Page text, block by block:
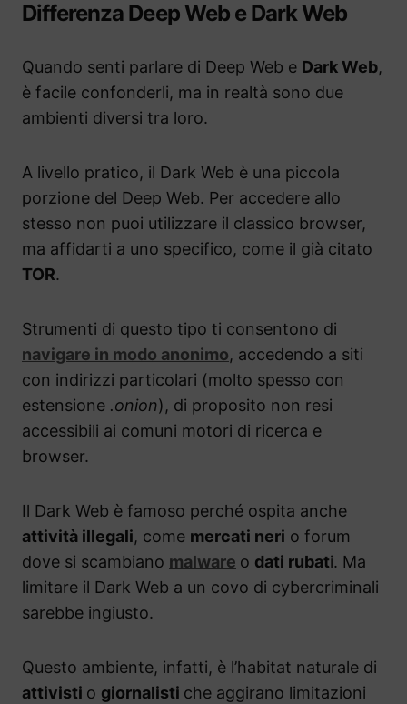
Differenza Deep Web e Dark Web
Quando senti parlare di Deep Web e Dark Web,
è facile confonderli, ma in realtà sono due
ambienti diversi tra loro.
A livello pratico, il Dark Web è una piccola
porzione del Deep Web. Per accedere allo
stesso non puoi utilizzare il classico browser,
ma affidarti a uno specifico, come il già citato
TOR.
Strumenti di questo tipo ti consentono di
navigare in modo anonimo, accedendo a siti
con indirizzi particolari (molto spesso con
estensione .onion), di proposito non resi
accessibili ai comuni motori di ricerca e
browser.
Il Dark Web è famoso perché ospita anche
attività illegali, come mercati neri o forum
dove si scambiano malware o dati rubati. Ma
limitare il Dark Web a un covo di cybercriminali
sarebbe ingiusto.
Questo ambiente, infatti, è l’habitat naturale di
attivisti o giornalisti che aggirano limitazioni